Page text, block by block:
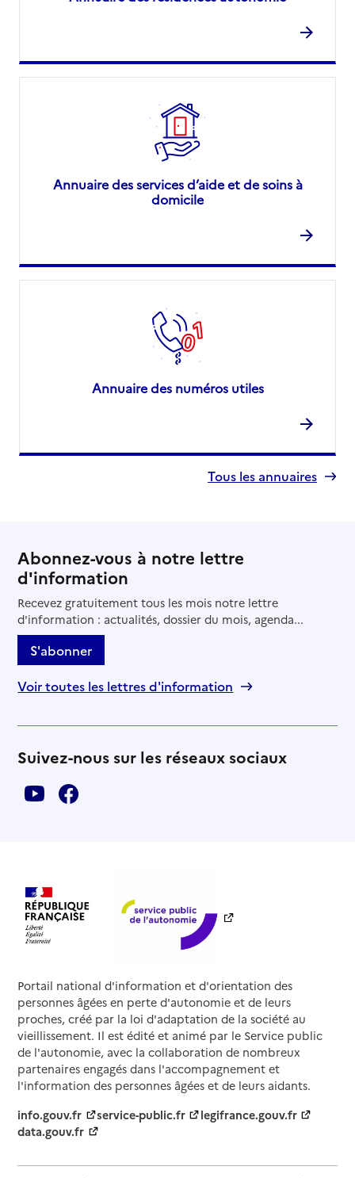
Annuaire des services d’aide et de soins à
domicile
Annuaire des numéros utiles
Tous les annuaires
Abonnez-vous à notre lettre
d'information
Recevez gratuitement tous les mois notre lettre
d'information : actualités, dossier du mois, agenda...
S'abonner
Voir toutes les lettres d'information
Suivez-nous sur les réseaux sociaux
Portail national d'information et d'orientation des
personnes âgées en perte d'autonomie et de leurs
proches, créé par la loi d'adaptation de la société au
vieillissement. Il est édité et animé par le Service public
de l'autonomie, avec la collaboration de nombreux
partenaires engagés dans l'accompagnement et
l'information des personnes âgées et de leurs aidants.
info.gouv.fr
service-public.fr
legifrance.gouv.fr
data.gouv.fr